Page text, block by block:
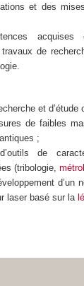
et des
de
et d’étude
de faibles
;
d’outils de
(tribologie,
d’un
laser basé sur la